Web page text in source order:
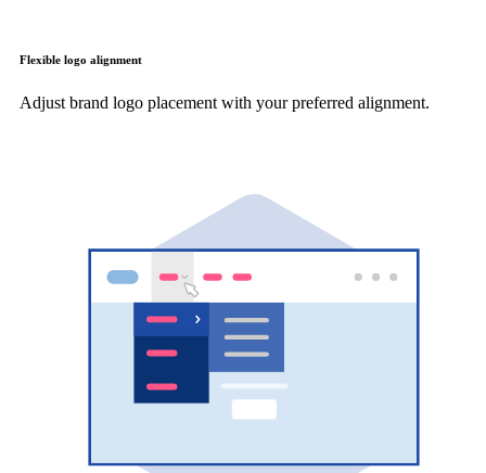
Flexible logo alignment
Adjust brand logo placement with your preferred alignment.